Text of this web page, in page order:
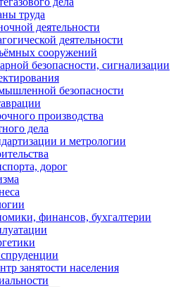
труда
деятельности
деятельности
сооружений
безопасности, сигнализации
безопасности
производства
дела
и метрологии
дорог
финансов, бухгалтерии
занятости населения